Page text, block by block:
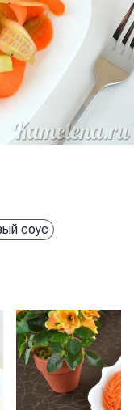
соус